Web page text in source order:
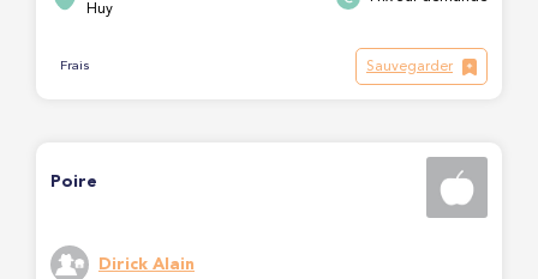
Huy
Frais Sauvegarder
Poire
Dirick Alain